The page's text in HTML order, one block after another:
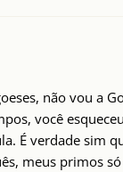
não vou a
você
É verdade sim
meus primos